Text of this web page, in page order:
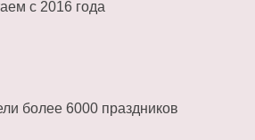
с 2016 года
более 6000 праздников